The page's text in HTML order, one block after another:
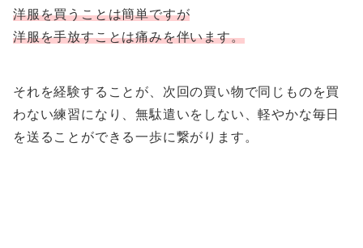
洋服を買うことは簡単ですが
洋服を手放すことは痛みを伴います。
それを経験することが、次回の買い物で同じものを買
わない練習になり、無駄遣いをしない、軽やかな毎日
を送ることができる一歩に繋がります。